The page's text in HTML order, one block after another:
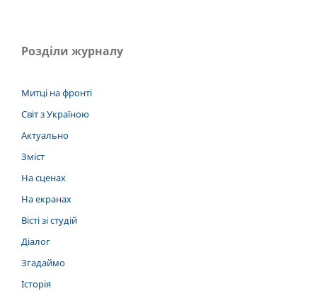
Розділи журналу
Митці на фронті
Світ з Україною
Актуально
Зміст
На сценах
На екранах
Вісті зі студій
Діалог
Згадаймо
Історія